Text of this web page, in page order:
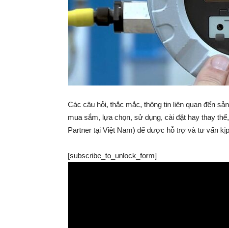
Các câu hỏi, thắc mắc, thông tin liên quan đến
mua sắm, lựa chọn, sử dụng, cài đặt hay thay
Partner tại Việt Nam) để được hỗ trợ và tư vấn
[subscribe_to_unlock_form]